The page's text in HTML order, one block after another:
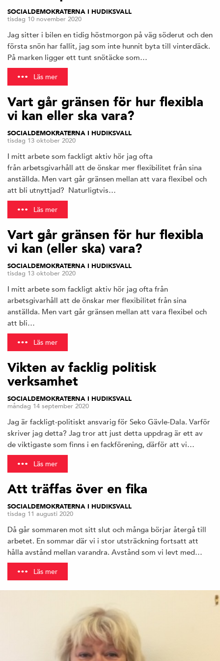
SOCIALDEMOKRATERNA I HUDIKSVALL
tisdag 10 november 2020
Jag sitter i bilen en tidig höstmorgon på väg söderut och den
första snön har fallit, jag som inte hunnit byta till vinterdäck.
På marken ligger ett tunt snötäcke som…
Läs mer
Vart går gränsen för hur flexibla
vi kan eller ska vara?
SOCIALDEMOKRATERNA I HUDIKSVALL
tisdag 13 oktober 2020
I mitt arbete som fackligt aktiv hör jag ofta
från arbetsgivarhåll att de önskar mer flexibilitet från sina
anställda. Men vart går gränsen mellan att vara flexibel och
att bli utnyttjad? Naturligtvis…
Läs mer
Vart går gränsen för hur flexibla
vi kan (eller ska) vara?
SOCIALDEMOKRATERNA I HUDIKSVALL
tisdag 13 oktober 2020
I mitt arbete som fackligt aktiv hör jag ofta från
arbetsgivarhåll att de önskar mer flexibilitet från sina
anställda. Men vart går gränsen mellan att vara flexibel och
att bli…
Läs mer
Vikten av facklig politisk
verksamhet
SOCIALDEMOKRATERNA I HUDIKSVALL
måndag 14 september 2020
Jag är fackligt-politiskt ansvarig för Seko Gävle-Dala. Varför
skriver jag detta? Jag tror att just detta uppdrag är ett av
de viktigaste som finns i en fackförening, därför att vi…
Läs mer
Att träffas över en fika
SOCIALDEMOKRATERNA I HUDIKSVALL
tisdag 11 augusti 2020
Då går sommaren mot sitt slut och många börjar återgå till
arbetet. En sommar där vi i stor utsträckning fortsatt att
hålla avstånd mellan varandra. Avstånd som vi levt med…
Läs mer